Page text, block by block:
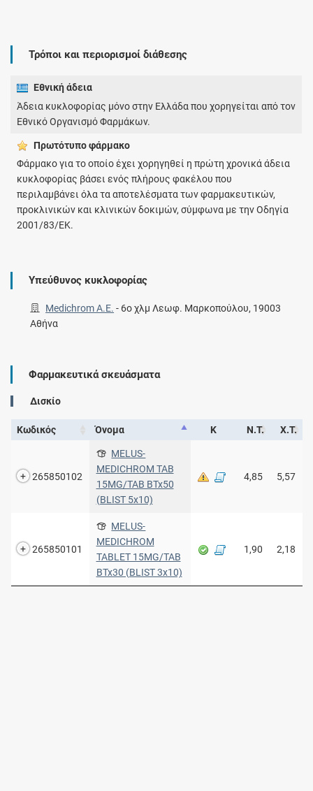
Τρόποι και περιορισμοί διάθεσης
Εθνική άδεια
Άδεια κυκλοφορίας μόνο στην Ελλάδα που χορηγείται από τον
Εθνικό Οργανισμό Φαρμάκων.
Πρωτότυπο φάρμακo
Φάρμακο για το οποίο έχει χορηγηθεί η πρώτη χρονικά άδεια
κυκλοφορίας βάσει ενός πλήρους φακέλου που
περιλαμβάνει όλα τα αποτελέσματα των φαρμακευτικών,
προκλινικών και κλινικών δοκιμών, σύμφωνα με την Οδηγία
2001/83/ΕΚ.
Υπεύθυνος κυκλοφορίας
Medichrom A.E. - 6ο χλμ Λεωφ. Μαρκοπούλου, 19003
Αθήνα
Φαρμακευτικά σκευάσματα
Δισκίο
Κωδικός Όνομα Κ Ν.Τ. Χ.Τ.
265850102
MELUS-
MEDICHROM TAB
15MG/TAB BTx50
(BLIST 5x10)
4,85 5,57
265850101
MELUS-
MEDICHROM
TABLET 15MG/TAB
BTx30 (BLIST 3x10)
1,90 2,18